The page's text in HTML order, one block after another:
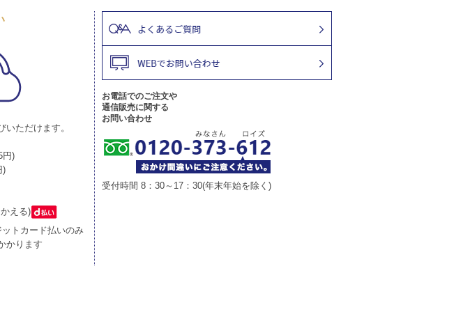
ただけます。
円)
)
える)
トカード払いのみ
かります
お電話でのご注文や
通信販売に関する
お問い合わせ
受付時間 8：30～17：30(年末年始を除く)